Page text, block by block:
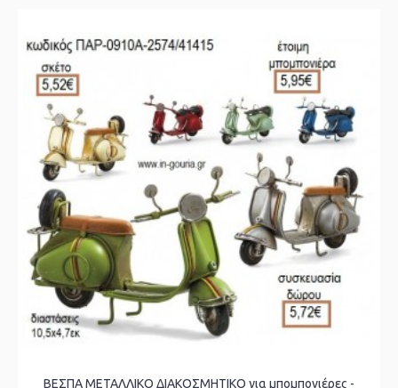
ΒΕΣΠΑ ΜΕΤΑΛΛΙΚΟ ΔΙΑΚΟΣΜΗΤΙΚΟ για μπομπονιέρες -